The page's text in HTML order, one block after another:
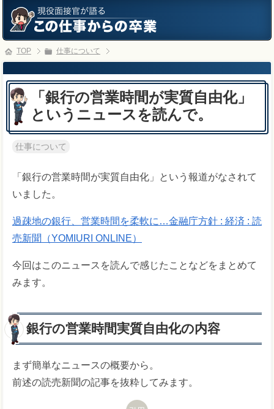
TOP 仕事について
「銀行の営業時間が実質自由化」
というニュースを読んで。
仕事について
「銀行の営業時間が実質自由化」という報道がなされて
いました。
過疎地の銀行、営業時間を柔軟に…金融庁方針 : 経済 : 読
売新聞（YOMIURI ONLINE）
今回はこのニュースを読んで感じたことなどをまとめて
みます。
銀行の営業時間実質自由化の内容
まず簡単なニュースの概要から。
前述の読売新聞の記事を抜粋してみます。